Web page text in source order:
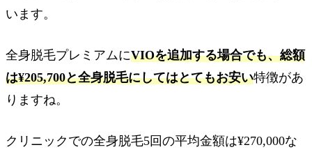
います。
全身脱毛プレミアムにVIOを追加する場合でも、総額
は¥205,700と全身脱毛にしてはとてもお安い特徴があ
りますね。
クリニックでの全身脱毛5回の平均金額は¥270,000な